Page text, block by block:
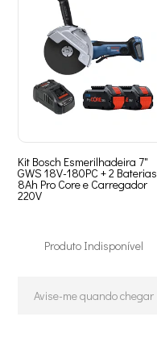
Kit Bosch Esmerilhadeira 7"
GWS 18V-180PC + 2 Baterias
8Ah Pro Core e Carregador
220V
Produto Indisponível
Avise-me quando chegar